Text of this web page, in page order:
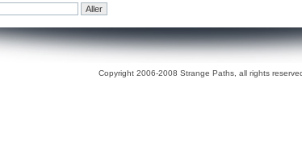
Copyright 2006-2008 Strange Paths, all rights